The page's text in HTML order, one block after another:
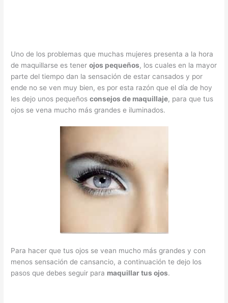
Uno de los problemas que muchas mujeres presenta a la hora
de maquillarse es tenerojos pequeños, los cuales en la mayor
parte del tiempo dan la sensación de estar cansados y por
ende no se ven muy bien, es por esta razón que el día de hoy
les dejo unos pequeñosconsejos de maquillaje, para que tus
ojos se vena mucho más grandes e iluminados.
Para hacer que tus ojos se vean mucho más grandes y con
menos sensación de cansancio, a continuación te dejo los
pasos que debes seguir para maquillar tus ojos.